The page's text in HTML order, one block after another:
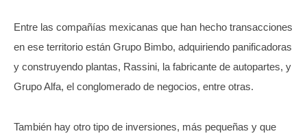
Entre las compañías mexicanas que han hecho transacciones
en ese territorio están Grupo Bimbo, adquiriendo panificadoras
y construyendo plantas, Rassini, la fabricante de autopartes, y
Grupo Alfa, el conglomerado de negocios, entre otras.
También hay otro tipo de inversiones, más pequeñas y que